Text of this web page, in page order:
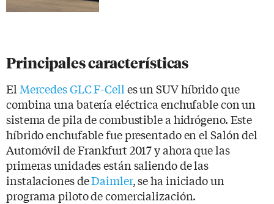
Principales características
El Mercedes GLC F-Cell es un SUV híbrido que
combina una batería eléctrica enchufable con un
sistema de pila de combustible a hidrógeno. Este
híbrido enchufable fue presentado en el Salón del
Automóvil de Frankfurt 2017 y ahora que las
primeras unidades están saliendo de las
instalaciones deDaimler, se ha iniciado un
programa piloto de comercialización.